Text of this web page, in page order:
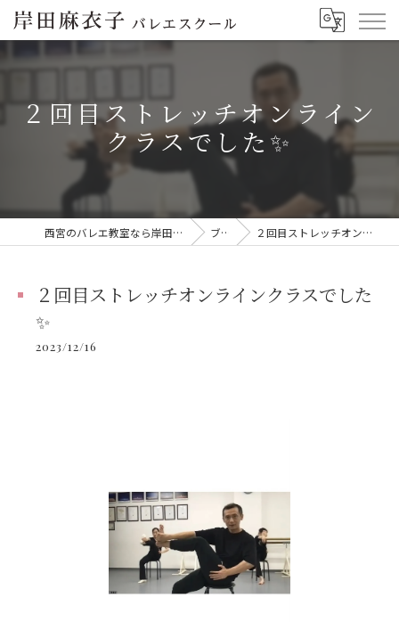
２回目ストレッチオンライン
クラスでした✨
西宮のバレエ教室なら岸田麻衣子バレエスクール ブログ ２回目ストレッチオンラインクラスでした✨
２回目ストレッチオンラインクラスでした
✨
2023/12/16